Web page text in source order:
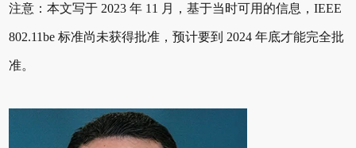
注意：本文写于 2023 年 11 月，基于当时可用的信息，IEEE
802.11be 标准尚未获得批准，预计要到 2024 年底才能完全批
准。